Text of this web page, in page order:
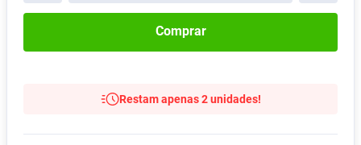
Comprar
Restam apenas 2 unidades!